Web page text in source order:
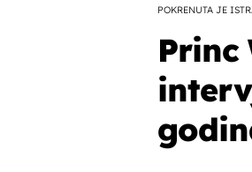
POKRENUTA JE